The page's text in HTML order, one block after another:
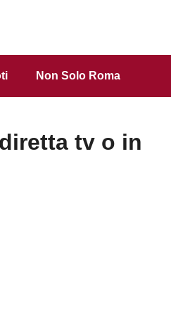
Non Solo Roma
tv o in